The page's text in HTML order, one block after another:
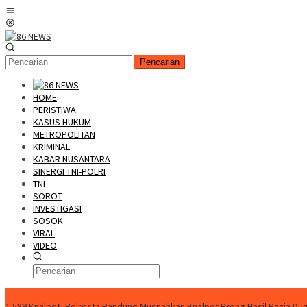
Loncat
ke
konten
Pencarian
HOME
PERISTIWA
KASUS HUKUM
METROPOLITAN
KRIMINAL
KABAR NUSANTARA
SINERGI TNI-POLRI
TNI
SOROT
INVESTIGASI
SOSOK
VIRAL
VIDEO